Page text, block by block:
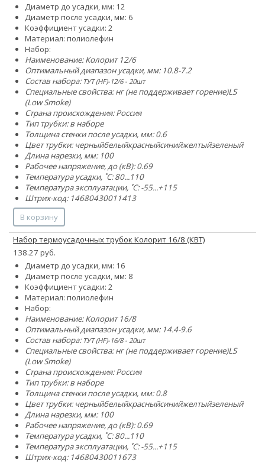
Диаметр до усадки, мм: 12
Диаметр после усадки, мм: 6
Коэффициент усадки: 2
Материал: полиолефин
Набор:
Наименование: Колорит 12/6
Оптимальный диапазон усадки, мм: 10.8-7.2
Состав набора: ТУТ (HF)-12/6 - 20шт
Специальные свойства:нг (не поддерживает горение)LS
(Low Smoke)
Страна происхождения: Россия
Тип трубки: в наборе
Толщина стенки после усадки, мм: 0.6
Цвет трубки: черныйбелыйкрасныйсинийжелтыйзеленый
Длина нарезки, мм: 100
Рабочее напряжение, до (кВ): 0.69
Температура усадки, ˚С: 80...110
Температура эксплуатации, ˚С: -55...+115
Штрих-код: 14680430011413
В корзину
Набор термоусадочных трубок Колорит 16/8 (КВТ)
138.27 руб.
Диаметр до усадки, мм: 16
Диаметр после усадки, мм: 8
Коэффициент усадки: 2
Материал: полиолефин
Набор:
Наименование: Колорит 16/8
Оптимальный диапазон усадки, мм: 14.4-9.6
Состав набора: ТУТ (HF)-16/8 - 20шт
Специальные свойства:нг (не поддерживает горение)LS
(Low Smoke)
Страна происхождения: Россия
Тип трубки: в наборе
Толщина стенки после усадки, мм: 0.8
Цвет трубки: черныйбелыйкрасныйсинийжелтыйзеленый
Длина нарезки, мм: 100
Рабочее напряжение, до (кВ): 0.69
Температура усадки, ˚С: 80...110
Температура эксплуатации, ˚С: -55...+115
Штрих-код: 14680430011673